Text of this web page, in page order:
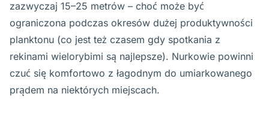
zazwyczaj 15–25 metrów – choć może być
ograniczona podczas okresów dużej produktywności
planktonu (co jest też czasem gdy spotkania z
rekinami wielorybimi są najlepsze). Nurkowie powinni
czuć się komfortowo z łagodnym do umiarkowanego
prądem na niektórych miejscach.